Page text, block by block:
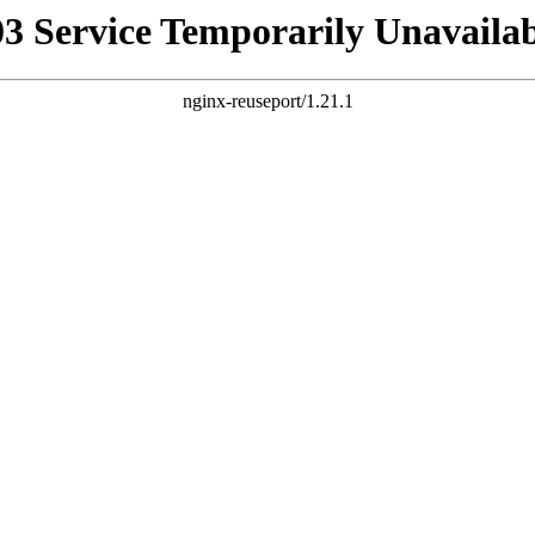
Service Temporarily
nginx-reuseport/1.21.1